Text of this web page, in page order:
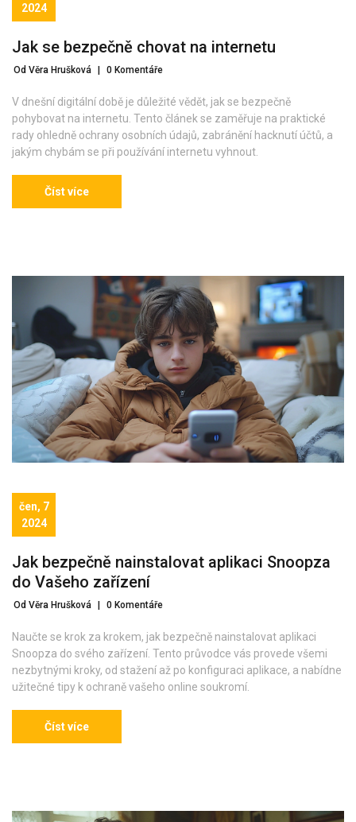
2024
Jak se bezpečně chovat na internetu
Od Věra Hrušková 0 Komentáře
V dnešní digitální době je důležité vědět, jak se bezpečně
pohybovat na internetu. Tento článek se zaměřuje na praktické
rady ohledně ochrany osobních údajů, zabránění hacknutí účtů, a
jakým chybám se při používání internetu vyhnout.
Číst více
čen, 7
2024
Jak bezpečně nainstalovat aplikaci Snoopza
do Vašeho zařízení
Od Věra Hrušková 0 Komentáře
Naučte se krok za krokem, jak bezpečně nainstalovat aplikaci
Snoopza do svého zařízení. Tento průvodce vás provede všemi
nezbytnými kroky, od stažení až po konfiguraci aplikace, a nabídne
užitečné tipy k ochraně vašeho online soukromí.
Číst více